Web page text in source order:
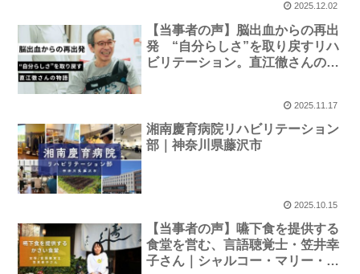
2025.12.02
【当事者の声】脳出血からの再出
発 “自分らしさ”を取り戻すリハ
ビリテーション。直江徹さんの物
2025.11.17
湘南慶育病院リハビリテーション
部｜神奈川県藤沢市
2025.10.15
【当事者の声】嚥下食を提供する
食堂を営む、言語聴覚士・笠井幸
子さん｜シャルコー・マリー・ト